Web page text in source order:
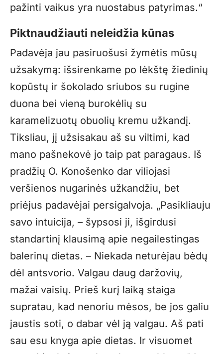
pažinti vaikus yra nuostabus patyrimas.“
Piktnaudžiauti neleidžia kūnas
Padavėja jau pasiruošusi žymėtis mūsų
užsakymą: išsirenkame po lėkštę žiedinių
kopūstų ir šokolado sriubos su rugine
duona bei vieną burokėlių su
karamelizuotų obuolių kremu užkandį.
Tiksliau, jį užsisakau aš su viltimi, kad
mano pašnekovė jo taip pat paragaus. Iš
pradžių O. Konošenko dar viliojasi
veršienos nugarinės užkandžiu, bet
priėjus padavėjai persigalvoja. „Pasikliauju
savo intuicija, – šypsosi ji, išgirdusi
standartinį klausimą apie negailestingas
balerinų dietas. – Niekada neturėjau bėdų
dėl antsvorio. Valgau daug daržovių,
mažai vaisių. Prieš kurį laiką staiga
supratau, kad nenoriu mėsos, be jos galiu
jaustis soti, o dabar vėl ją valgau. Aš pati
sau esu knyga apie dietas. Ir visuomet